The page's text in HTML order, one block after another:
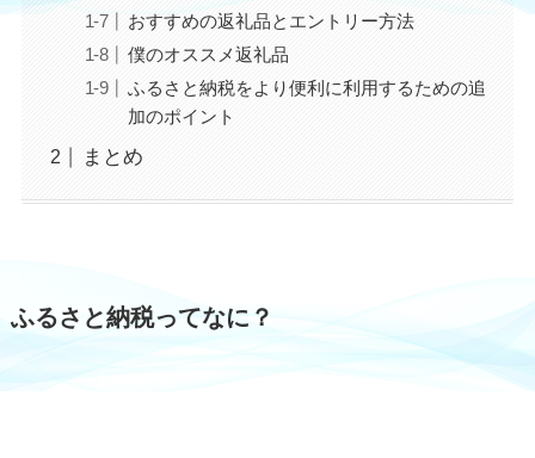
おすすめの返礼品とエントリー方法
僕のオススメ返礼品
ふるさと納税をより便利に利用するための追
加のポイント
まとめ
ふるさと納税ってなに？